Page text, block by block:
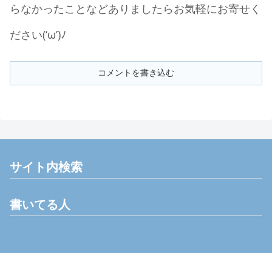
らなかったことなどありましたらお気軽にお寄せく
ださい(‘ω’)ﾉ
コメントを書き込む
サイト内検索
書いてる人